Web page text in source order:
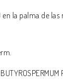
la palma de